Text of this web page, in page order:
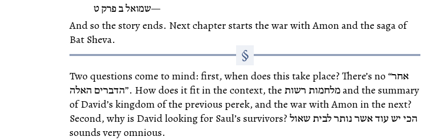
שמואל ב פרק ט
And so the story ends. Next chapter starts the war with Amon and the saga of
Bat Sheva.
Two questions come to mind: first, when does this take place? There’s no “אחר
הדברים האלה”. How does it fit in the context, the מלחמות רשות and the summary
of David’s kingdom of the previous perek, and the war with Amon in the next?
Second, why is David looking for Saul’s survivors? הכי יש עוד אשר נותר לבית שאול
sounds very omnious.